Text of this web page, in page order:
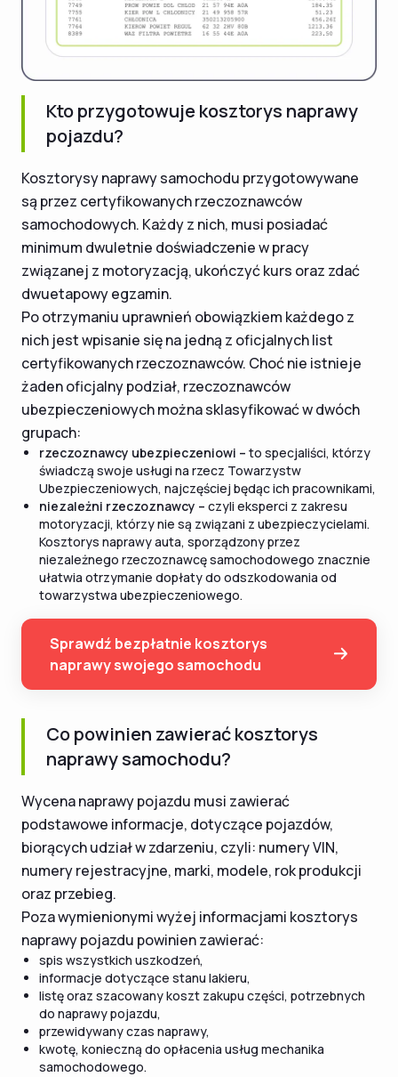
Kto przygotowuje kosztorys naprawy
pojazdu?
Kosztorysy naprawy samochodu przygotowywane
są przez certyfikowanych rzeczoznawców
samochodowych. Każdy z nich, musi posiadać
minimum dwuletnie doświadczenie w pracy
związanej z motoryzacją, ukończyć kurs oraz zdać
dwuetapowy egzamin.
Po otrzymaniu uprawnień obowiązkiem każdego z
nich jest wpisanie się na jedną z oficjalnych list
certyfikowanych rzeczoznawców. Choć nie istnieje
żaden oficjalny podział, rzeczoznawców
ubezpieczeniowych można sklasyfikować w dwóch
grupach:
rzeczoznawcy ubezpieczeniowi – to specjaliści, którzy
świadczą swoje usługi na rzecz Towarzystw
Ubezpieczeniowych, najczęściej będąc ich pracownikami,
niezależni rzeczoznawcy – czyli eksperci z zakresu
motoryzacji, którzy nie są związani z ubezpieczycielami.
Kosztorys naprawy auta, sporządzony przez
niezależnego rzeczoznawcę samochodowego znacznie
ułatwia otrzymanie dopłaty do odszkodowania od
towarzystwa ubezpieczeniowego.
Sprawdź bezpłatnie kosztorys
naprawy swojego samochodu
Co powinien zawierać kosztorys
naprawy samochodu?
Wycena naprawy pojazdu musi zawierać
podstawowe informacje, dotyczące pojazdów,
biorących udział w zdarzeniu, czyli: numery VIN,
numery rejestracyjne, marki, modele, rok produkcji
oraz przebieg.
Poza wymienionymi wyżej informacjami kosztorys
naprawy pojazdu powinien zawierać:
spis wszystkich uszkodzeń,
informacje dotyczące stanu lakieru,
listę oraz szacowany koszt zakupu części, potrzebnych
do naprawy pojazdu,
przewidywany czas naprawy,
kwotę, konieczną do opłacenia usług mechanika
samochodowego.